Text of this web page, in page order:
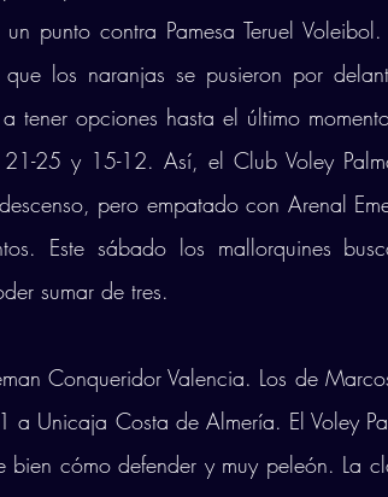
punto contra Pamesa Teruel
los naranjas se pusieron por
25 y 15-12. Así, el Club Voley
pero empatado con Arenal
Este sábado los mallorquines
sumar de tres.
Conqueridor Valencia. Los de
a Unicaja Costa de Almería. El Voley
cómo defender y muy peleón. La